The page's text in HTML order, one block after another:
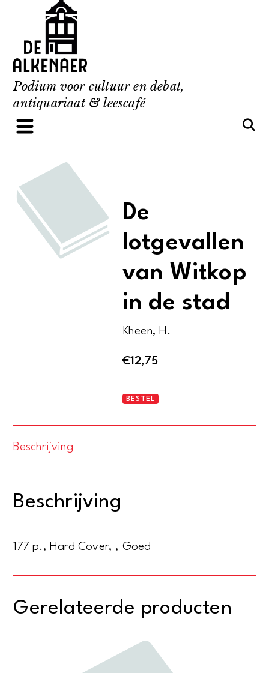
content
Podium voor cultuur en debat,
antiquariaat & leescafé
De
lotgevallen
van Witkop
in de stad
Kheen, H.
€12,75
De
BESTEL
Beschrijving
Beschrijving
177 p., Hard Cover, , Goed
Gerelateerde producten